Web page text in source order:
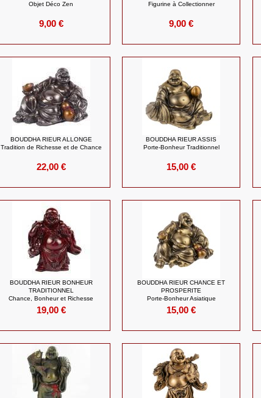
Objet Déco Zen
9,00 €
Figurine à Collectionner
9,00 €
BOUDDHA RIEUR ALLONGE
Tradition de Richesse et de Chance
22,00 €
BOUDDHA RIEUR ASSIS
Porte-Bonheur Traditionnel
15,00 €
BOUDDHA RIEUR BONHEUR
TRADITIONNEL
Chance, Bonheur et Richesse
19,00 €
BOUDDHA RIEUR CHANCE ET
PROSPERITE
Porte-Bonheur Asiatique
15,00 €